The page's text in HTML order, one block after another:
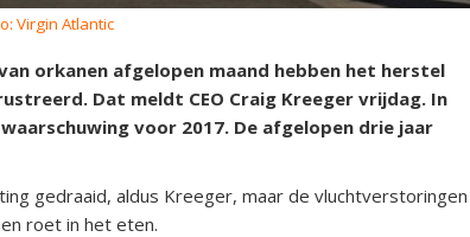
Virgin Atlantic
orkanen afgelopen maand hebben het herstel
Dat meldt CEO Craig Kreeger vrijdag. In
voor 2017. De afgelopen drie jaar
gedraaid, aldus Kreeger, maar de vluchtverstoringen
roet in het eten.